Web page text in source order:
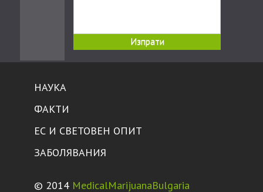
НАУКА
ФАКТИ
ЕС И СВЕТОВЕН ОПИТ
ЗАБОЛЯВАНИЯ
© 2014 MedicalMarijuanaBulgaria